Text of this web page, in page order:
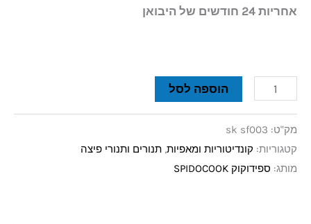
אחריות 24 חודשים של היבואן
הוספה לסל
מק"ט: sk sf003
קטגוריות: קונדיטוריות ומאפיות, תנורים ותנורי פיצה
מותג: ספידוקוק SPIDOCOOK